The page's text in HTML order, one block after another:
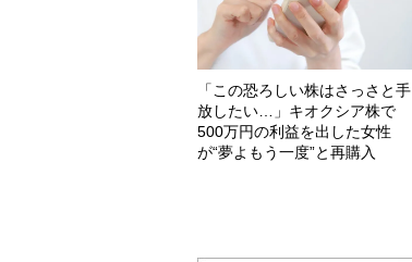
「この恐ろしい株はさっさと手
放したい…」キオクシア株で
500万円の利益を出した女性
が“夢よもう一度”と再購入